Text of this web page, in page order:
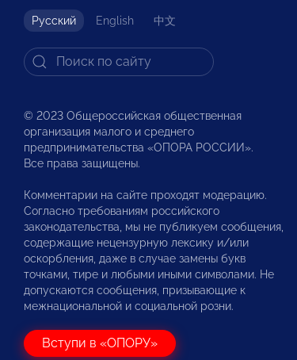
Русский English 中文
© 2023 Общероссийская общественная
организация малого и среднего
предпринимательства «ОПОРА РОССИИ».
Все права защищены.
Комментарии на сайте проходят модерацию.
Согласно требованиям российского
законодательства, мы не публикуем сообщения,
содержащие нецензурную лексику и/или
оскорбления, даже в случае замены букв
точками, тире и любыми иными символами. Не
допускаются сообщения, призывающие к
межнациональной и социальной розни.
Вступи в «ОПОРУ»